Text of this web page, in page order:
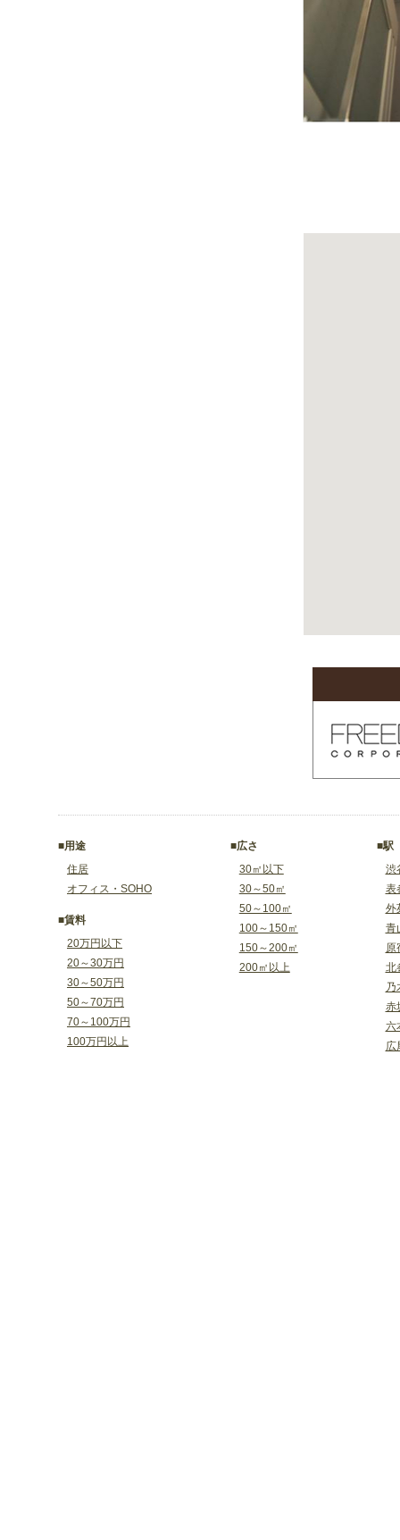
■用途
住居
オフィス・SOHO
■賃料
20万円以下
20～30万円
30～50万円
50～70万円
70～100万円
100万円以上
■広さ
30㎡以下
30～50㎡
50～100㎡
100～150㎡
150～200㎡
200㎡以上
■駅
渋
表
外
青
原
北
乃
赤
六
広